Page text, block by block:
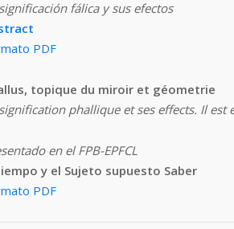
fálica y sus efectos
PDF
topique du miroir et géometrie
phallique et ses effects. Il est
en el FPB-EPFCL
y el Sujeto supuesto Saber
PDF